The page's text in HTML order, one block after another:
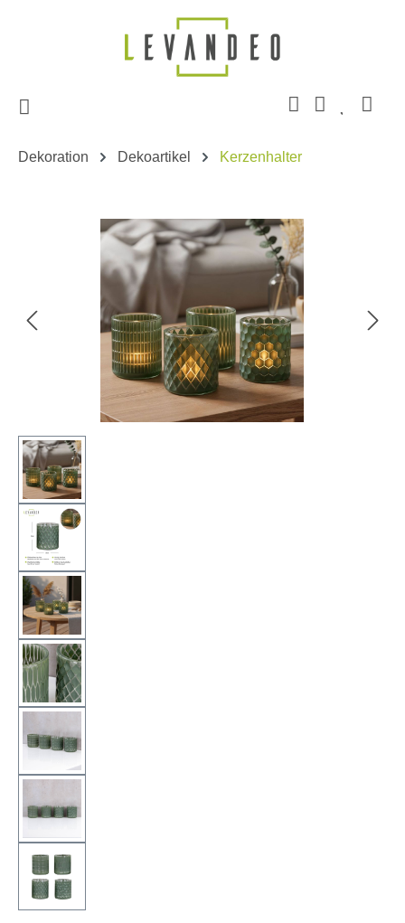
Zum Hauptinhalt springen
Dekoration Dekoartikel Kerzenhalter
Bildergalerie überspringen